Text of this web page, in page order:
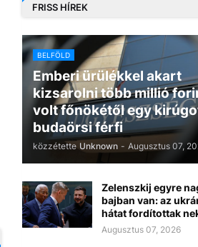
FRISS HÍREK
BELFÖLD
Emberi ürülékkel akart
kizsarolni több millió
volt főnökétől egy
budaörsi férfi
közzétette Unknown - Augusztus 07,
Zelenszkij egyre
bajban van: az
hátat fordítottak
Augusztus 07, 2026